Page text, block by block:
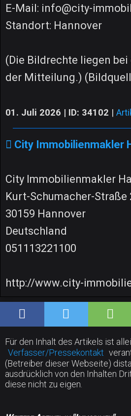
E-Mail: info@city-
Standort: Hannover
(Die Bildrechte liegen
der Mitteilung.)
01. Juli 2026 | ID: 34102 |
City Immobilienmakler
City Immobilienmakler
Kurt-Schumacher-Straße
30159 Hannover
Deutschland
051113221100
http://www.city-
Für den Inhalt des Artikels ist
Verfasser/Pressekontakt
(Betreiber dieser Webseite)
ausdrücklich von den Inhalten
diese nicht zu eigen.